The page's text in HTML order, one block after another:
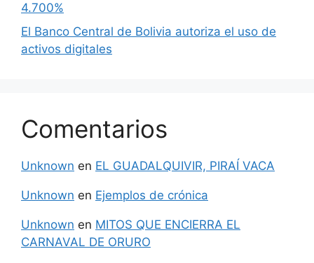
4.700%
El Banco Central de Bolivia autoriza el uso de
activos digitales
Comentarios
Unknown en EL GUADALQUIVIR, PIRAÍ VACA
Unknown en Ejemplos de crónica
Unknown en MITOS QUE ENCIERRA EL
CARNAVAL DE ORURO